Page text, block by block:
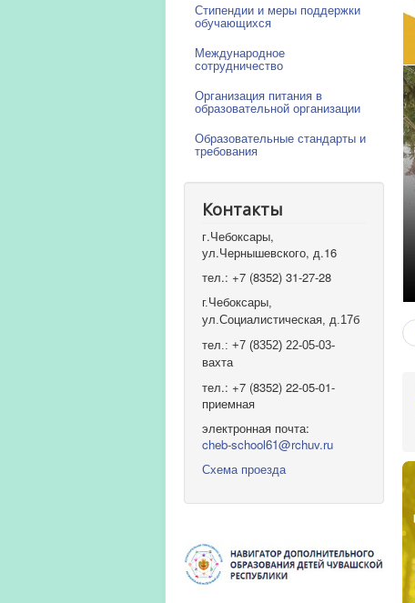
Стипендии и меры поддержки
обучающихся
Международное
сотрудничество
Организация питания в
образовательной организации
Образовательные стандарты и
требования
Контакты
г.Чебоксары,
ул.Чернышевского, д.16
тел.: +7 (8352) 31-27-28
г.Чебоксары,
ул.Социалистическая, д.17б
тел.: +7 (8352) 22-05-03-
вахта
тел.: +7 (8352) 22-05-01-
приемная
электронная почта:
cheb-school61@rchuv.ru
Схема проезда